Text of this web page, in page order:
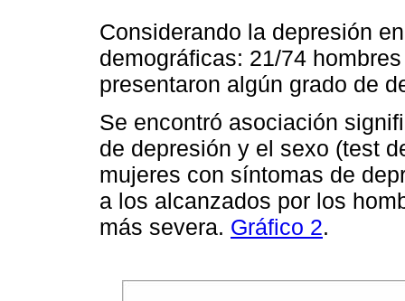
Considerando la depresión
demográficas: 21/74
presentaron algún grado de
Se encontró asociación
de depresión y el sexo (test
mujeres con síntomas de
a los alcanzados por los
más severa. Gráfico 2.